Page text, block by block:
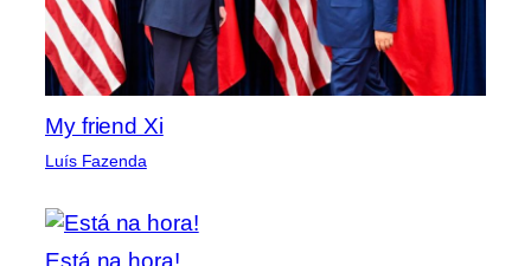
My friend Xi
Luís Fazenda
Está na hora!